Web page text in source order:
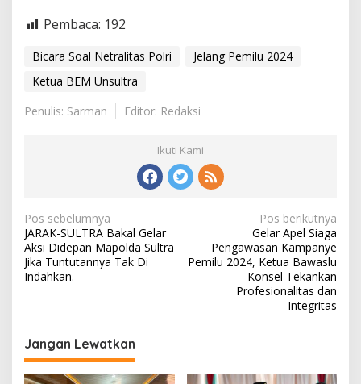
Pembaca: 192
Bicara Soal Netralitas Polri
Jelang Pemilu 2024
Ketua BEM Unsultra
Penulis: Sarman
Editor: Redaksi
Ikuti Kami
Navigasi
pos
Pos sebelumnya
JARAK-SULTRA Bakal Gelar
Aksi Didepan Mapolda Sultra
Jika Tuntutannya Tak Di
Indahkan.
Pos berikutnya
Gelar Apel Siaga
Pengawasan Kampanye
Pemilu 2024, Ketua Bawaslu
Konsel Tekankan
Profesionalitas dan
Integritas
Jangan Lewatkan